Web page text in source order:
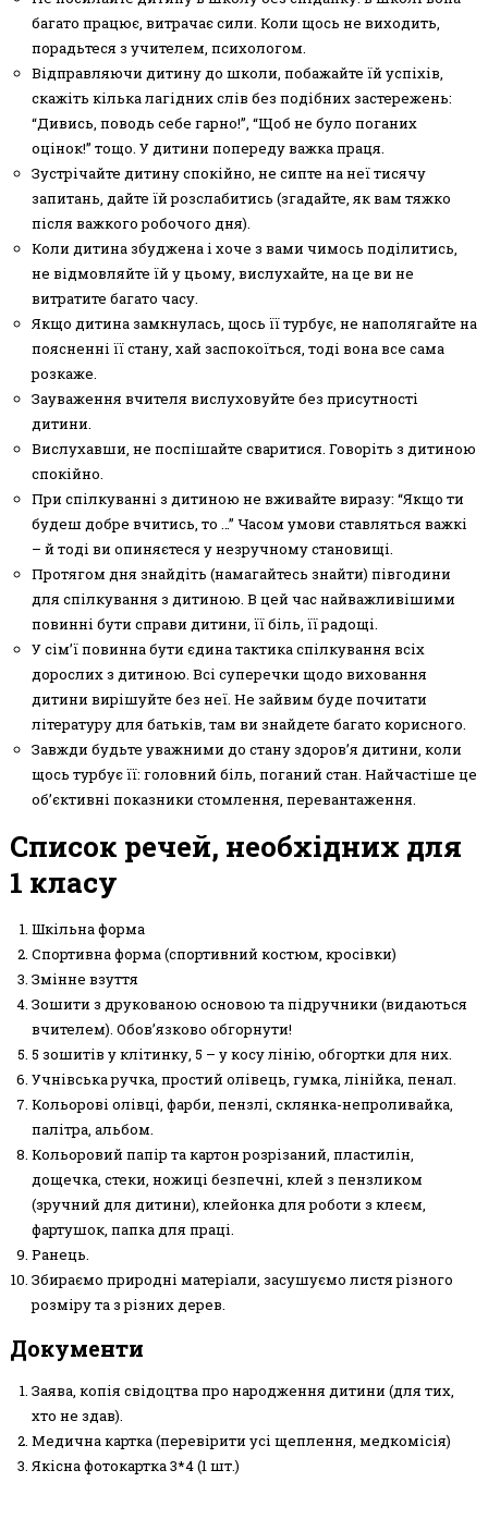
багато працює, витрачає сили. Коли щось не виходить,
порадьтеся з учителем, психологом.
Відправляючи дитину до школи, побажайте їй успіхів,
скажіть кілька лагідних слів без подібних застережень:
“Дивись, поводь себе гарно!”, “Щоб не було поганих
оцінок!” тощо. У дитини попереду важка праця.
Зустрічайте дитину спокійно, не сипте на неї тисячу
запитань, дайте їй розслабитись (згадайте, як вам тяжко
після важкого робочого дня).
Коли дитина збуджена і хоче з вами чимось поділитись,
не відмовляйте їй у цьому, вислухайте, на це ви не
витратите багато часу.
Якщо дитина замкнулась, щось її турбує, не наполягайте на
поясненні її стану, хай заспокоїться, тоді вона все сама
розкаже.
Зауваження вчителя вислуховуйте без присутності
дитини.
Вислухавши, не поспішайте сваритися. Говоріть з дитиною
спокійно.
При спілкуванні з дитиною не вживайте виразу: “Якщо ти
будеш добре вчитись, то …” Часом умови ставляться важкі
– й тоді ви опиняєтеся у незручному становищі.
Протягом дня знайдіть (намагайтесь знайти) півгодини
для спілкування з дитиною. В цей час найважливішими
повинні бути справи дитини, її біль, її радощі.
У сім’ї повинна бути єдина тактика спілкування всіх
дорослих з дитиною. Всі суперечки щодо виховання
дитини вирішуйте без неї. Не зайвим буде почитати
літературу для батьків, там ви знайдете багато корисного.
Завжди будьте уважними до стану здоров’я дитини, коли
щось турбує її: головний біль, поганий стан. Найчастіше це
об’єктивні показники стомлення, перевантаження.
Список речей, необхідних для
1 класу
Шкільна форма
Спортивна форма (спортивний костюм, кросівки)
Змінне взуття
Зошити з друкованою основою та підручники (видаються
вчителем). Обов’язково обгорнути!
5 зошитів у клітинку, 5 – у косу лінію, обгортки для них.
Учнівська ручка, простий олівець, гумка, лінійка, пенал.
Кольорові олівці, фарби, пензлі, склянка-непроливайка,
палітра, альбом.
Кольоровий папір та картон розрізаний, пластилін,
дощечка, стеки, ножиці безпечні, клей з пензликом
(зручний для дитини), клейонка для роботи з клеєм,
фартушок, папка для праці.
Ранець.
Збираємо природні матеріали, засушуємо листя різного
розміру та з різних дерев.
Документи
Заява, копія свідоцтва про народження дитини (для тих,
хто не здав).
Медична картка (перевірити усі щеплення, медкомісія)
Якісна фотокартка 3*4 (1 шт.)